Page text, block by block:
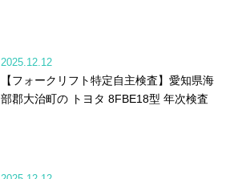
2025.12.12
【フォークリフト特定自主検査】愛知県海
部郡大治町の トヨタ 8FBE18型 年次検査